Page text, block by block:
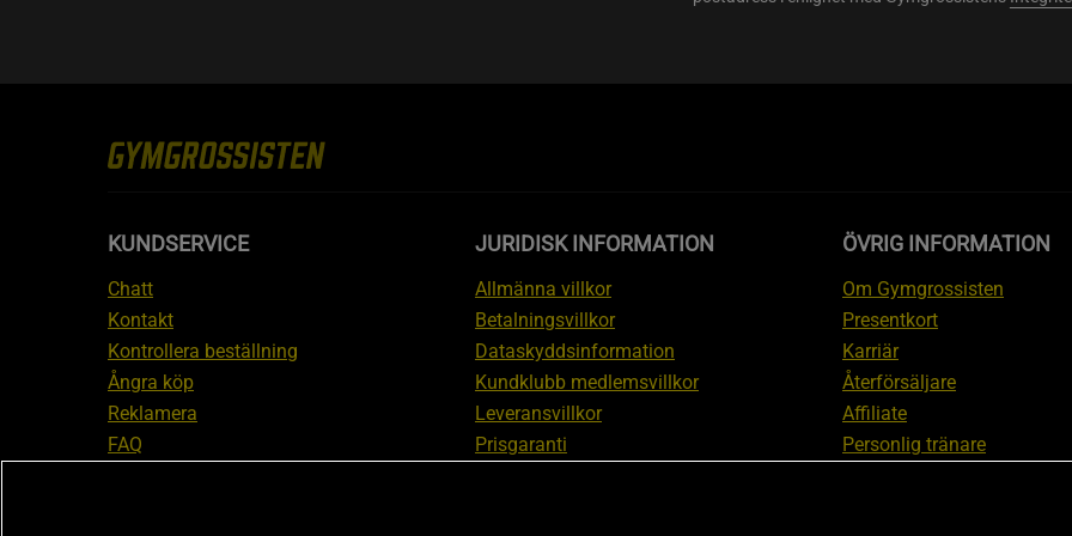
KUNDSERVICE
Chatt
Kontakt
Kontrollera beställning
Ångra köp
Reklamera
FAQ
JURIDISK INFORMATION
Allmänna villkor
Betalningsvillkor
Dataskyddsinformation
Kundklubb medlemsvillkor
Leveransvillkor
Prisgaranti
ÖVRIG INFORMATION
Om Gymgrossisten
Presentkort
Karriär
Återförsäljare
Affiliate
Personlig tränare